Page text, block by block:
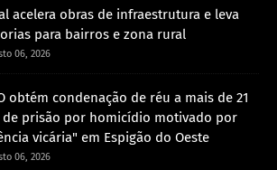
acelera obras de infraestrutura e leva
para bairros e zona rural
06, 2026
obtém condenação de réu a mais de 21
de prisão por homicídio motivado por
vicária" em Espigão do Oeste
06, 2026